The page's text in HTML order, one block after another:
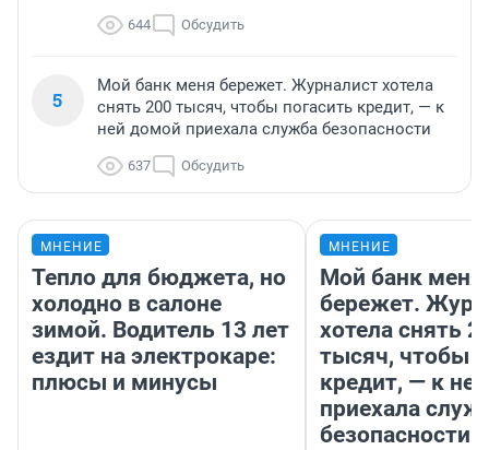
644 Обсудить
5
Мой банк меня бережет. Журналист хотела
снять 200 тысяч, чтобы погасить кредит, — к
ней домой приехала служба безопасности
637 Обсудить
МНЕНИЕ
Тепло для бюджета, но
холодно в салоне
зимой. Водитель 13 лет
ездит на электрокаре:
плюсы и минусы
МНЕНИЕ
Мой банк меня
бережет.
хотела снять
тысяч, чтобы
кредит, — к
приехала
безопасности